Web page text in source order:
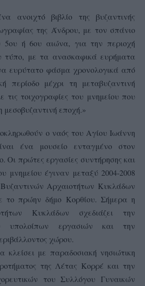
ανοιχτό βιβλίο της βυζαντινής
της Άνδρου, με τον σπάνιο
5ου ή 6ου αιώνα, για την περιοχή
τύπο, με τα ανασκαφικά ευρήματα
ευρύτατο φάσμα χρονολογικά από
περίοδο μέχρι τη μεταβυζαντινή
τις τοιχογραφίες του μνημείου που
μεσοβυζαντινή εποχή.»
ο ναός του Αγίου Ιωάννη
ένα μουσείο ενταγμένο στον
Οι πρώτες εργασίες συντήρησης και
μνημείου έγιναν μεταξύ 2004-2008
Αρχαιοτήτων Κυκλάδων
το πρώην δήμο Κορθίου. Σήμερα η
Κυκλάδων σχεδιάζει την
υπολοίπων εργασιών και την
χώρου.
κλείσει με παραδοσιακή νησιώτικη
της Λέτας Κορρέ και την
του Συλλόγου Γυναικών